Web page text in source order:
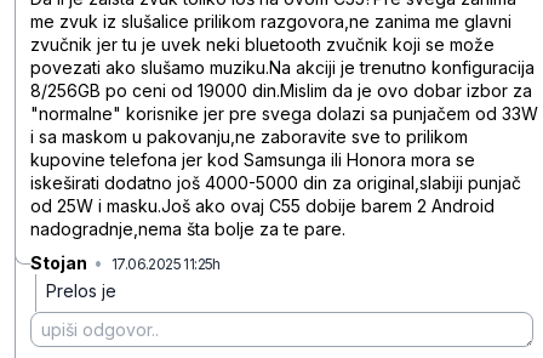
me zvuk iz slušalice prilikom razgovora,ne zanima me glavni
zvučnik jer tu je uvek neki bluetooth zvučnik koji se može
povezati ako slušamo muziku.Na akciji je trenutno konfiguracija
8/256GB po ceni od 19000 din.Mislim da je ovo dobar izbor za
"normalne" korisnike jer pre svega dolazi sa punjačem od 33W
i sa maskom u pakovanju,ne zaboravite sve to prilikom
kupovine telefona jer kod Samsunga ili Honora mora se
iskeširati dodatno još 4000-5000 din za original,slabiji punjač
od 25W i masku.Još ako ovaj C55 dobije barem 2 Android
nadogradnje,nema šta bolje za te pare.
Stojan • 17.06.2025 11:25h
Prelos je